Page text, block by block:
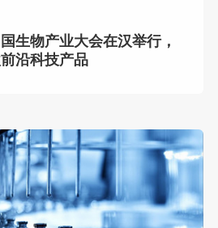
生物产业大会在汉举行，
沿科技产品